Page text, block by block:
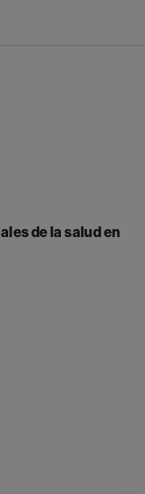
de la salud en